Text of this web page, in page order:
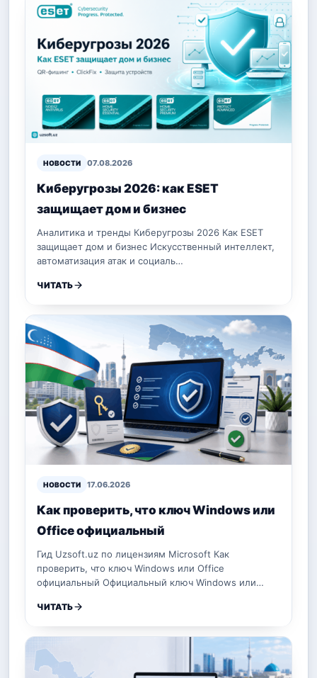
НОВОСТИ 07.08.2026
Киберугрозы 2026: как ESET
защищает дом и бизнес
Аналитика и тренды Киберугрозы 2026 Как ESET
защищает дом и бизнес Искусственный интеллект,
автоматизация атак и социаль…
ЧИТАТЬ
НОВОСТИ 17.06.2026
Как проверить, что ключ Windows или
Office официальный
Гид Uzsoft.uz по лицензиям Microsoft Как
проверить, что ключ Windows или Office
официальный Официальный ключ Windows или…
ЧИТАТЬ